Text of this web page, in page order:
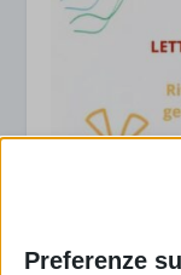
Sam 2025 a
Preferenze